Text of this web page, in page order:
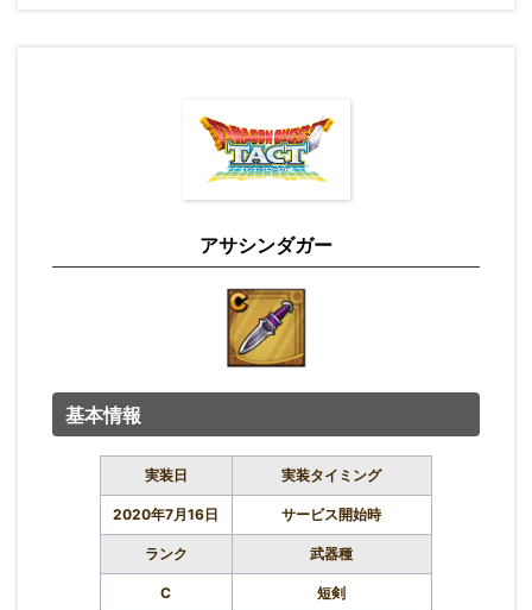
アサシンダガー
基本情報
実装日 実装タイミング
2020年7月16日 サービス開始時
ランク 武器種
C 短剣